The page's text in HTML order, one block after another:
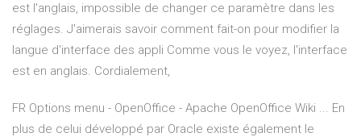
est l'anglais, impossible de changer ce paramètre dans les
réglages. J'aimerais savoir comment fait-on pour modifier la
langue d'interface des appli Comme vous le voyez, l'interface
est en anglais. Cordialement,
FR Options menu - OpenOffice - Apache OpenOffice Wiki ... En
plus de celui développé par Oracle existe également le